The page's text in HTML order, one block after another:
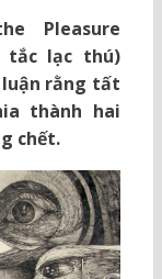
Pleasure
tắc lạc thú)
luận rằng tất
thành hai
chết.